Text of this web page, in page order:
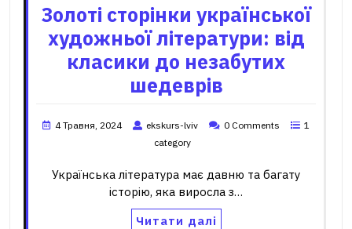
Золоті сторінки української
художньої літератури: від
класики до незабутих
шедеврів
4 Травня, 2024 ekskurs-lviv 0 Comments
1
category
Українська література має давню та багату
історію, яка виросла з…
Читати далі